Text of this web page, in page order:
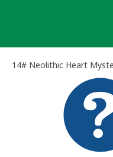
14# Neolithic Heart